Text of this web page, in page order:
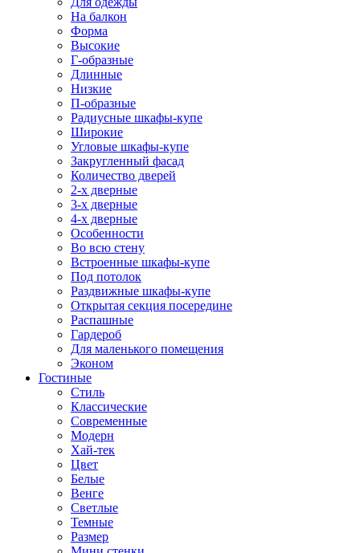
На балкон
Форма
Высокие
Г-образные
Длинные
Низкие
П-образные
Радиусные шкафы-купе
Широкие
Угловые шкафы-купе
Закругленный фасад
Количество дверей
2-х дверные
3-х дверные
4-х дверные
Особенности
Во всю стену
Встроенные шкафы-купе
Под потолок
Раздвижные шкафы-купе
Открытая секция посередине
Распашные
Гардероб
Для маленького помещения
Эконом
Гостиные
Стиль
Классические
Современные
Модерн
Хай-тек
Цвет
Белые
Венге
Светлые
Темные
Размер